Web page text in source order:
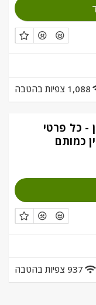
1,088 צפיות בהטבה
- כל פרטי
כמותם
937 צפיות בהטבה